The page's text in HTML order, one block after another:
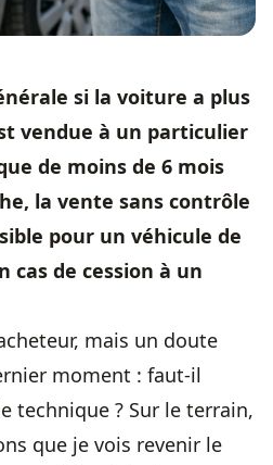
si la voiture a plus
vendue à un particulier
de moins de 6 mois
la vente sans contrôle
pour un véhicule de
cas de cession à un
mais un doute
moment : faut-il
technique ? Sur le terrain,
que je vois revenir le